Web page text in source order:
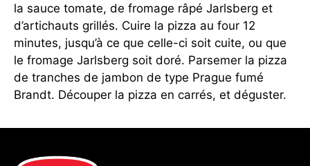
la sauce tomate, de fromage râpé Jarlsberg et
d’artichauts grillés. Cuire la pizza au four 12
minutes, jusqu’à ce que celle-ci soit cuite, ou que
le fromage Jarlsberg soit doré. Parsemer la pizza
de tranches de jambon de type Prague fumé
Brandt. Découper la pizza en carrés, et déguster.